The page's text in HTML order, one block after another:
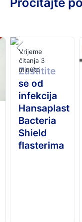
plivanje.
Dolaze u različitim
ranu sa svih strana.
Zaštitite
se od
infekcija
Hansaplast
Bacteria
Shield
flasterima
Vrijeme
čitanja 3
minuta